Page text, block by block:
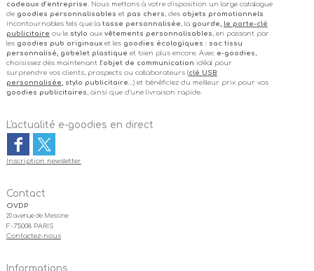
cadeaux d’entreprise. Nous mettons à votre disposition un large catalogue
de goodies personnalisables et pas chers , des objets promotionnels
incontournables tels que la tasse personnalisée , la gourde, le porte-clé
publicitaire ou le stylo aux vêtements personnalisables , en passant par
les goodies pub originauxet les goodies écologiques : sac tissu
personnalisé, gobelet plastique et bien plus encore. Avec e-goodies ,
choisissez dès maintenant l’objet de communication idéal pour
surprendre vos clients, prospects ou collaborateurs (clé USB
personnalisée, stylo publicitaire…) et bénéficiez du meilleur prix pour vos
goodies publicitaires , ainsi que d’une livraison rapide.
L'actualité e-goodies en direct
Inscription newsletter
Contact
OVDP
20 avenue de Messine
F-75008 PARIS
Contactez-nous
Informations